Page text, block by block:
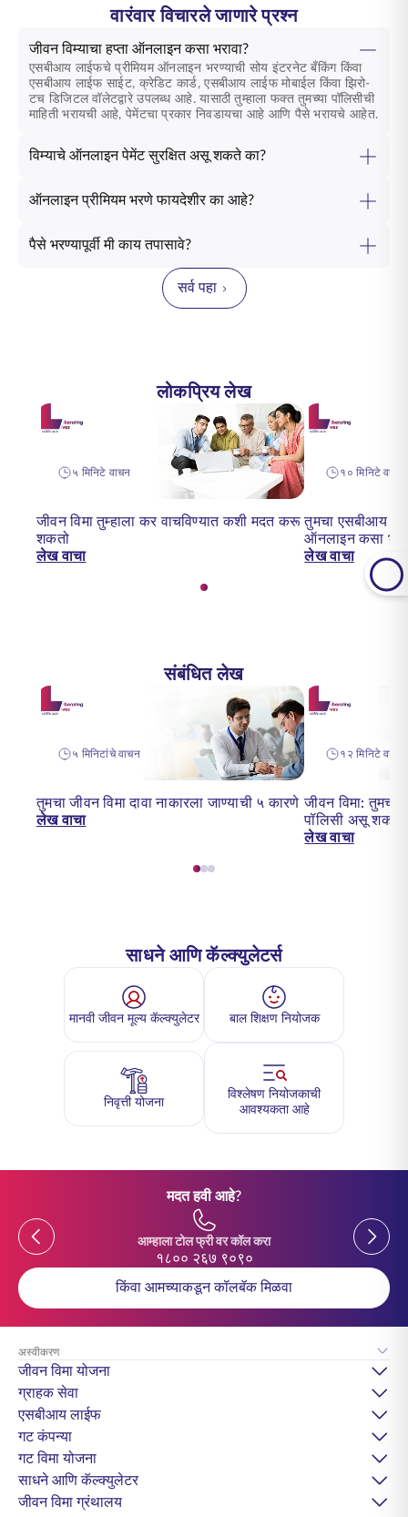
वारंवार विचारले जाणारे प्रश्न
जीवन विम्याचा हप्ता ऑनलाइन कसा भरावा?
एसबीआय लाईफचे प्रीमियम ऑनलाइन भरण्याची सोय इंटरनेट बँकिंग किंवा
एसबीआय लाईफ साईट, क्रेडिट कार्ड, एसबीआय लाईफ मोबाईल किंवा झिरो-
टच डिजिटल वॉलेटद्वारे उपलब्ध आहे. यासाठी तुम्हाला फक्त तुमच्या पॉलिसीची
माहिती भरायची आहे, पेमेंटचा प्रकार निवडायचा आहे आणि पैसे भरायचे आहेत.
विम्याचे ऑनलाइन पेमेंट सुरक्षित असू शकते का?
ऑनलाइन प्रीमियम भरणे फायदेशीर का आहे?
पैसे भरण्यापूर्वी मी काय तपासावे?
सर्व पहा
लोकप्रिय लेख
५ मिनिटे वाचन
जीवन विमा तुम्हाला कर वाचविण्यात कशी मदत करू
शकतो
लेख वाचा
१० मिनिटे वाचन
तुमचा एसबीआय
ऑनलाइन कसा
लेख वाचा
संबंधित लेख
५ मिनिटांचे वाचन
तुमचा जीवन विमा दावा नाकारला जाण्याची ५ कारणे
लेख वाचा
१२ मिनिटे वाचन
जीवन विमा:
पॉलिसी असू
लेख वाचा
साधने आणि कॅल्क्युलेटर्स
मानवी जीवन मूल्य कॅल्क्युलेटर बाल शिक्षण नियोजक
निवृत्ती योजना
विश्लेषण नियोजकाची
आवश्यकता आहे
मदत हवी आहे?
Previous
आम्हाला टोल फ्री वर कॉल करा
१८०० २६७ ९०९०
Previous
किंवा आमच्याकडून कॉलबॅक मिळवा
अस्वीकरण
जीवन विमा योजना
ग्राहक सेवा
एसबीआय लाईफ
गट कंपन्या
गट विमा योजना
साधने आणि कॅल्क्युलेटर
जीवन विमा ग्रंथालय